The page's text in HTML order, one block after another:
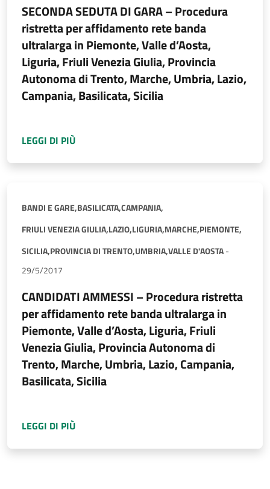
SECONDA SEDUTA DI GARA – Procedura
ristretta per affidamento rete banda
ultralarga in Piemonte, Valle d’Aosta,
Liguria, Friuli Venezia Giulia, Provincia
Autonoma di Trento, Marche, Umbria, Lazio,
Campania, Basilicata, Sicilia
LEGGI DI PIÙ
BANDI E GARE,BASILICATA,CAMPANIA,
FRIULI VENEZIA GIULIA,LAZIO,LIGURIA,MARCHE,PIEMONTE,
SICILIA,PROVINCIA DI TRENTO,UMBRIA,VALLE D'AOSTA-
29/5/2017
CANDIDATI AMMESSI – Procedura ristretta
per affidamento rete banda ultralarga in
Piemonte, Valle d’Aosta, Liguria, Friuli
Venezia Giulia, Provincia Autonoma di
Trento, Marche, Umbria, Lazio, Campania,
Basilicata, Sicilia
LEGGI DI PIÙ